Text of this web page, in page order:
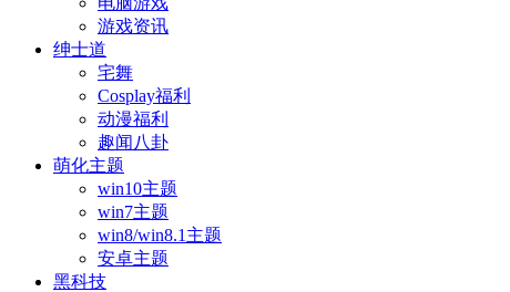
游戏资讯
绅士道
宅舞
Cosplay福利
动漫福利
趣闻八卦
萌化主题
win10主题
win7主题
win8/win8.1主题
安卓主题
黑科技